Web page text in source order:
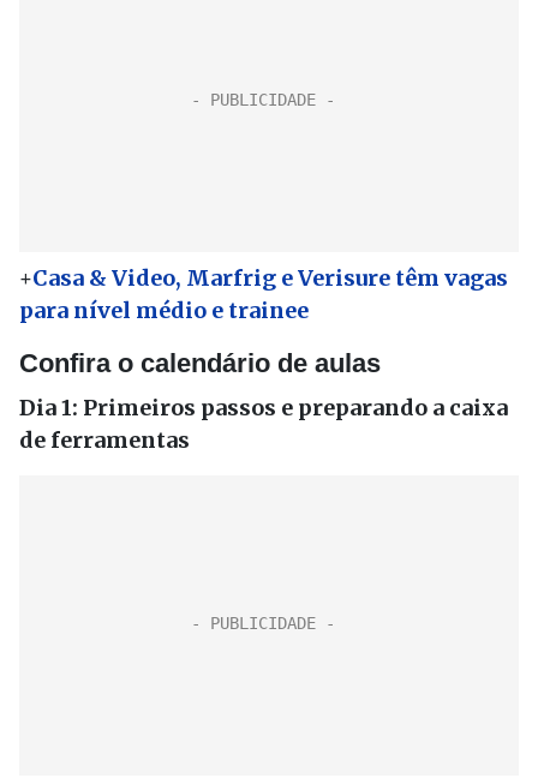
+Casa & Video, Marfrig e Verisure têm vagas
para nível médio e trainee
Confira o calendário de aulas
Dia 1: Primeiros passos e preparando a caixa
de ferramentas